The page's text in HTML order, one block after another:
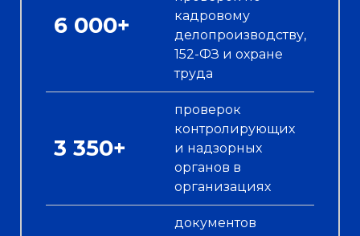
6 000+
кадровому
делопроизводству,
152-ФЗ и охране
труда
3 350+
проверок
контролирующих
и надзорных
органов в
организациях
документов